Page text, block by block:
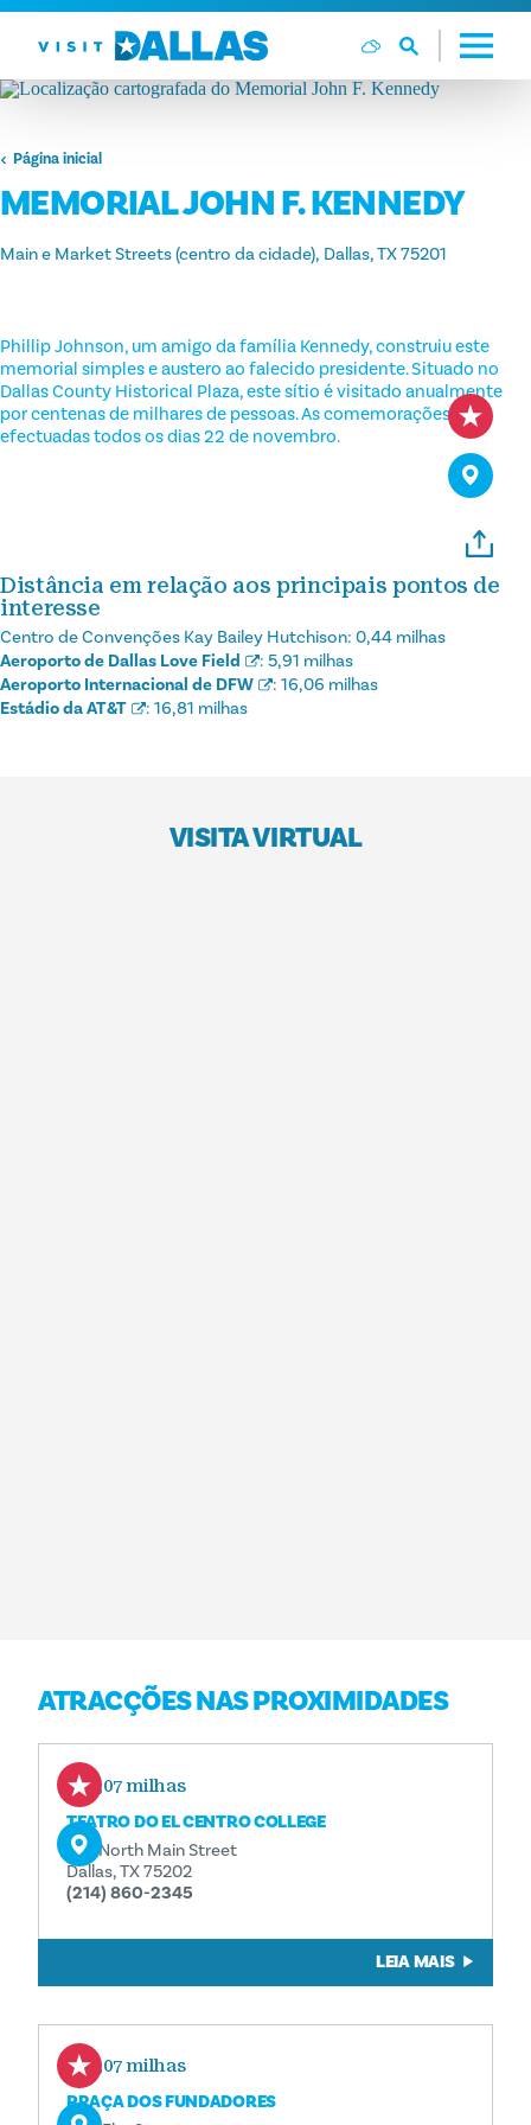
Ir diretamente para o conteúdo
Página inicial
MEMORIAL JOHN F. KENNEDY
Main e Market Streets (centro da cidade) Dallas, TX 75201
Phillip Johnson, um amigo da família Kennedy, construiu este
memorial simples e austero ao falecido presidente. Situado no
Dallas County Historical Plaza, este sítio é visitado anualmente
por centenas de milhares de pessoas. As comemorações são
efectuadas todos os dias 22 de novembro.
Distância em relação aos principais pontos de
interesse
Centro de Convenções Kay Bailey Hutchison: 0,44 milhas
Aeroporto de Dallas Love Field
: 5,91 milhas
Aeroporto Internacional de DFW
: 16,06 milhas
Estádio da AT&T
: 16,81 milhas
VISITA VIRTUAL
ATRACÇÕES NAS PROXIMIDADES
0,07 milhas
TEATRO DO EL CENTRO COLLEGE
801 North Main Street
Dallas, TX 75202
(214) 860-2345
LEIA MAIS
0,07 milhas
PRAÇA DOS FUNDADORES